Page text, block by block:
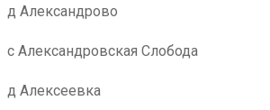
д Александрово
с Александровская Слобода
д Алексеевка